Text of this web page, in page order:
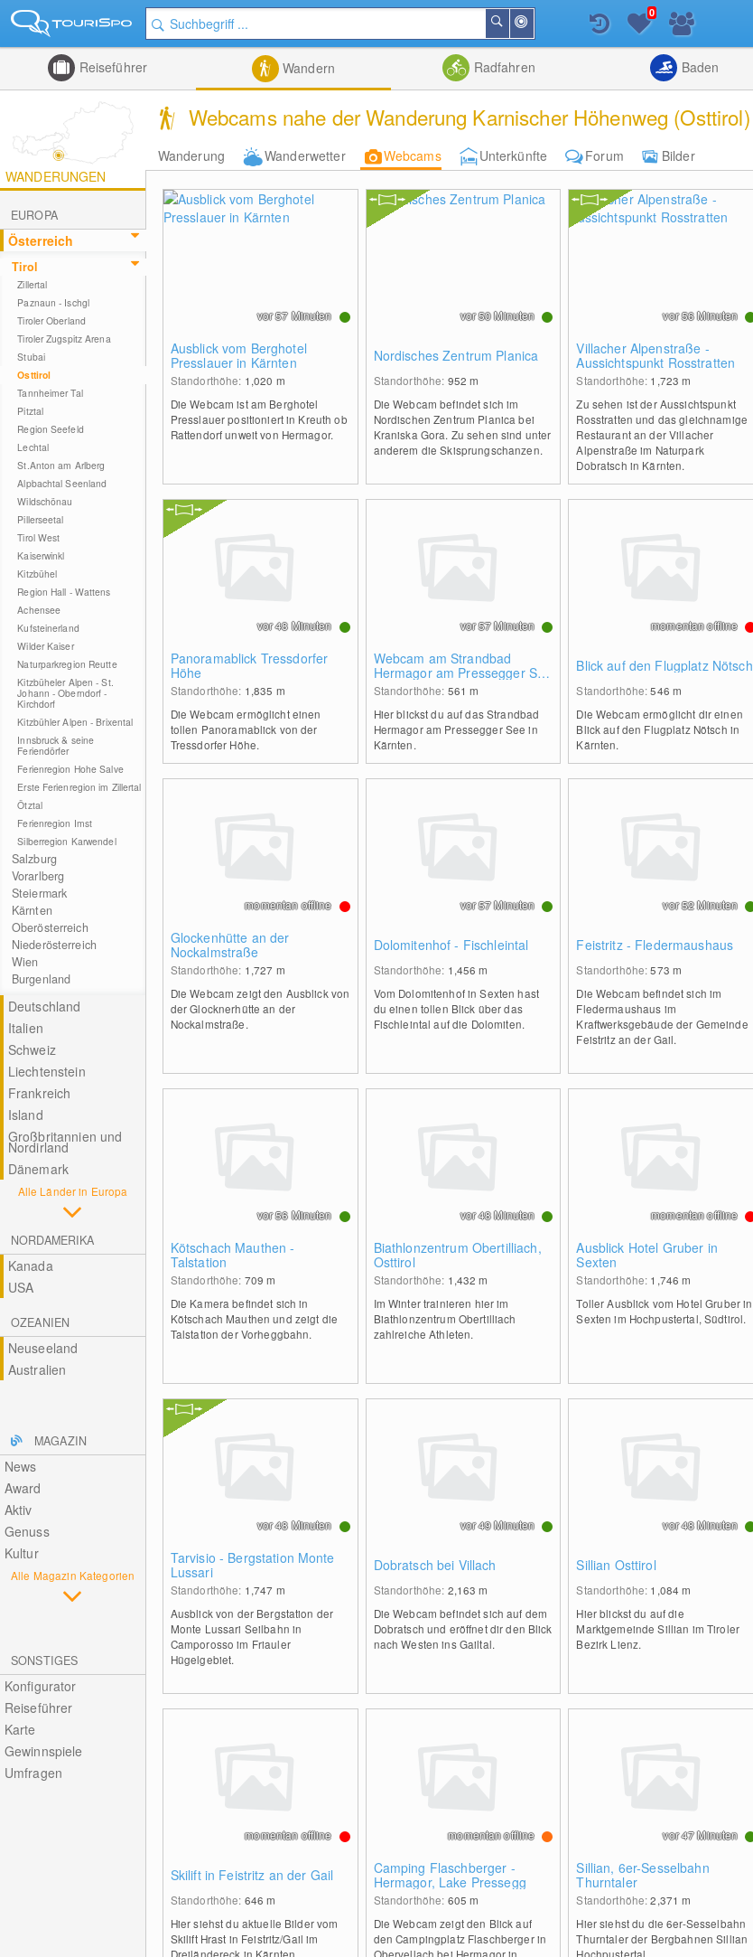
der
Nähe
Suchen
Listenansicht
0
Reiseführer Wandern Radfahren Baden
Webcams nahe der Wanderung Karnischer Höhenweg (Osttirol)
Wanderung Wanderwetter Webcams Unterkünfte Forum
Bilder
WANDERUNGEN
EUROPA
Österreich
Tirol
Zillertal
Paznaun - Ischgl
Tiroler Oberland
Tiroler Zugspitz Arena
Stubai
Osttirol
Tannheimer Tal
Pitztal
Region Seefeld
Lechtal
St.Anton am Arlberg
Alpbachtal Seenland
Wildschönau
Pillerseetal
Tirol West
Kaiserwinkl
Kitzbühel
Region Hall - Wattens
Achensee
Kufsteinerland
Wilder Kaiser
Naturparkregion Reutte
Kitzbüheler Alpen - St.
Johann - Oberndorf -
Kirchdorf
Kitzbühler Alpen - Brixental
Innsbruck & seine
Feriendörfer
Ferienregion Hohe Salve
Erste Ferienregion im Zillertal
Ötztal
Ferienregion Imst
Silberregion Karwendel
Salzburg
Vorarlberg
Steiermark
Kärnten
Oberösterreich
Niederösterreich
Wien
Burgenland
Deutschland
Italien
Schweiz
Liechtenstein
Frankreich
Island
Großbritannien und
Nordirland
Dänemark
Alle Länder in Europa
NORDAMERIKA
Kanada
USA
OZEANIEN
Neuseeland
Australien
MAGAZIN
News
Award
Aktiv
Genuss
Kultur
Alle Magazin Kategorien
SONSTIGES
Konfigurator
Reiseführer
Karte
Gewinnspiele
Umfragen
Ausblick vom Berghotel
Presslauer in Kärnten
Standorthöhe: 1,020 m
Die Webcam ist am Berghotel
Presslauer positioniert in Kreuth ob
Rattendorf unweit von Hermagor.
vor 57 Minuten
Nordisches Zentrum Planica
Standorthöhe: 952m
Die Webcam befindet sich im
Nordischen Zentrum Planica bei
Kraniska Gora. Zu sehen sind unter
anderem die Skisprungschanzen.
vor 50 Minuten
Villacher Alpenstraße -
Aussichtspunkt Rosstratten
Standorthöhe: 1,723m
Zu sehen ist der Aussichtspunkt
Rosstratten und das gleichnamige
Restaurant an der Villacher
Alpenstraße im Naturpark
Dobratsch in Kärnten.
vor 56 Minuten
Panoramablick Tressdorfer
Höhe
Standorthöhe: 1,835 m
Die Webcam ermöglicht einen
tollen Panoramablick von der
Tressdorfer Höhe.
vor 48 Minuten
Webcam am Strandbad
Hermagor am Pressegger See
in Kärnten - Österreich.
Standorthöhe: 561m
Hier blickst du auf das Strandbad
Hermagor am Pressegger See in
Kärnten.
vor 57 Minuten
Blick auf den Flugplatz Nötsch
Standorthöhe:546m
Die Webcam ermöglicht dir einen
Blick auf den Flugplatz Nötsch in
Kärnten.
momentan offline
Glockenhütte an der
Nockalmstraße
Standorthöhe: 1,727 m
Die Webcam zeigt den Ausblick von
der Glocknerhütte an der
Nockalmstraße.
momentan offline
Dolomitenhof - Fischleintal
Standorthöhe: 1,456m
Vom Dolomitenhof in Sexten hast
du einen tollen Blick über das
Fischleintal auf die Dolomiten.
vor 57 Minuten
Feistritz - Fledermaushaus
Standorthöhe:573m
Die Webcam befindet sich im
Fledermaushaus im
Kraftwerksgebäude der Gemeinde
Feistritz an der Gail.
vor 52 Minuten
Kötschach Mauthen -
Talstation
Standorthöhe: 709m
Die Kamera befindet sich in
Kötschach Mauthen und zeigt die
Talstation der Vorheggbahn.
vor 56 Minuten
Biathlonzentrum Obertilliach,
Osttirol
Standorthöhe: 1,432m
Im Winter trainieren hier im
Biathlonzentrum Obertilliach
zahlreiche Athleten.
vor 48 Minuten
Ausblick Hotel Gruber in
Sexten
Standorthöhe: 1,746m
Toller Ausblick vom Hotel Gruber in
Sexten im Hochpustertal, Südtirol.
momentan offline
Tarvisio - Bergstation Monte
Lussari
Standorthöhe: 1,747 m
Ausblick von der Bergstation der
Monte Lussari Seilbahn in
Camporosso im Friauler
Hügelgebiet.
vor 48 Minuten
Dobratsch bei Villach
Standorthöhe: 2,163m
Die Webcam befindet sich auf dem
Dobratsch und eröffnet dir den Blick
nach Westen ins Gailtal.
vor 49 Minuten
Sillian Osttirol
Standorthöhe: 1,084m
Hier blickst du auf die
Marktgemeinde Sillian im Tiroler
Bezirk Lienz.
vor 48 Minuten
Skilift in Feistritz an der Gail
Standorthöhe: 646m
Hier siehst du aktuelle Bilder vom
Skilift Hrast in Feistritz/Gail im
Dreiländereck in Kärnten,
momentan offline
Camping Flaschberger -
Hermagor, Lake Pressegg
Standorthöhe: 605m
Die Webcam zeigt den Blick auf
den Campingplatz Flaschberger in
Obervellach bei Hermagor in
momentan offline
Sillian, 6er-Sesselbahn
Thurntaler
Standorthöhe:2,371m
Hier siehst du die 6er-Sesselbahn
Thurntaler der Bergbahnen Sillian
Hochpustertal
vor 47 Minuten